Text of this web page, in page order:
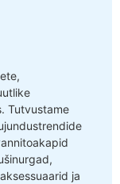
Tutvustame
ja